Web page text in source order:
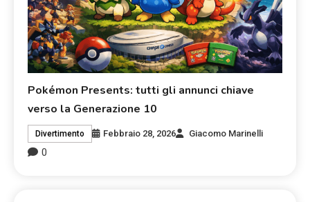
Pokémon Presents: tutti gli annunci chiave
verso la Generazione 10
Divertimento Febbraio 28, 2026 Giacomo Marinelli
0